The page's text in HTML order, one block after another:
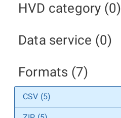
HVD category (0)
Data service (0)
Formats (7)
CSV (5)